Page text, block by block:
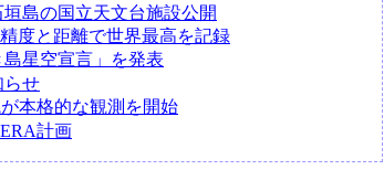
垣島の国立天文台施設公開
度と距離で世界最高を記録
星空宣言」を発表
らせ
本格的な観測を開始
計画